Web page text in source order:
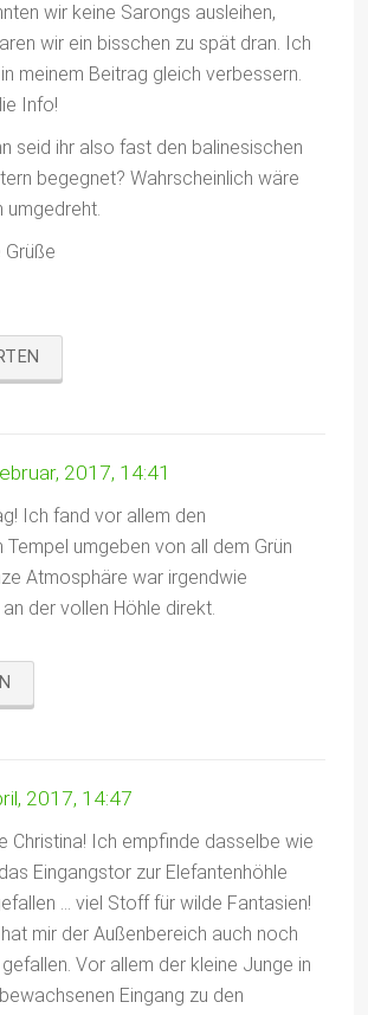
wir keine Sarongs ausleihen,
wir ein bisschen zu spät dran. Ich
meinem Beitrag gleich verbessern.
Info!
seid ihr also fast den balinesischen
begegnet? Wahrscheinlich wäre
umgedreht.
2017, 14:41
Ich fand vor allem den
Tempel umgeben von all dem Grün
Atmosphäre war irgendwie
der vollen Höhle direkt.
2017, 14:47
Christina! Ich empfinde dasselbe wie
Eingangstor zur Elefantenhöhle
… viel Stoff für wilde Fantasien!
mir der Außenbereich auch noch
Vor allem der kleine Junge in
Eingang zu den